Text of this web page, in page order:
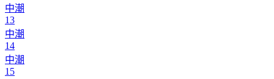
中潮
13
中潮
14
中潮
15